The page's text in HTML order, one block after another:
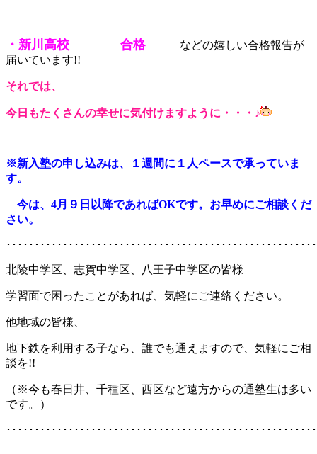
・新川高校 合格
などの嬉しい合格報告が
届いています!!
それでは、
今日もたくさんの幸せに気付けますように・・・♪
※新入塾の申し込みは、１週間に１人ペースで承っていま
す。
今は、4月９日以降であればOKです。お早めにご相談くだ
さい。
･･････････････････････････････････････････････････････
北陵中学区、志賀中学区、八王子中学区の皆様
学習面で困ったことがあれば、気軽にご連絡ください。
他地域の皆様、
地下鉄を利用する子なら、誰でも通えますので、気軽にご相
談を!!
（※今も春日井、千種区、西区など遠方からの通塾生は多い
です。）
･･････････････････････････････････････････････････････